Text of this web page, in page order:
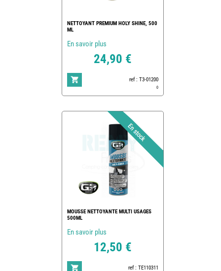
NETTOYANT PREMIUM HOLY SHINE, 500
ML
En savoir plus
24,90 €
ref : T3-01200
0
MOUSSE NETTOYANTE MULTI USAGES
500ML
En savoir plus
12,50 €
ref : TE110311